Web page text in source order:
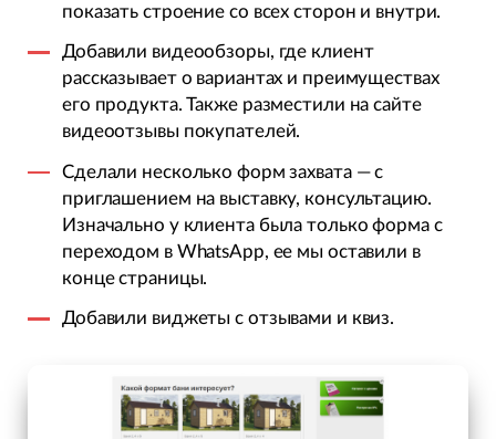
показать строение со всех сторон и внутри.
Добавили видеообзоры, где клиент
рассказывает о вариантах и преимуществах
его продукта. Также разместили на сайте
видеоотзывы покупателей.
Сделали несколько форм захвата — с
приглашением на выставку, консультацию.
Изначально у клиента была только форма с
переходом в WhatsApp, ее мы оставили в
конце страницы.
Добавили виджеты с отзывами и квиз.